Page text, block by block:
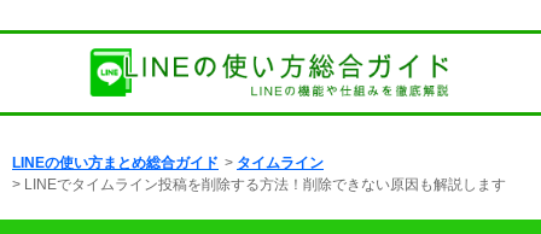
LINEの使い方まとめ総合ガイド > タイムライン
> LINEでタイムライン投稿を削除する方法！削除できない原因も解説します